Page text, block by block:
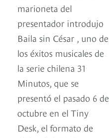
marioneta del
presentador introdujo
Baila sin César , uno de
los éxitos musicales de
la serie chilena 31
Minutos, que se
presentó el pasado 6 de
octubre en el Tiny
Desk, el formato de